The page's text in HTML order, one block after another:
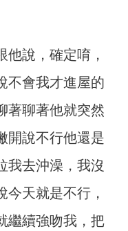
他說，確定唷，
不會我才進屋的
著聊著他就突然
開說不行他還是
我去沖澡，我沒
今天就是不行，
繼續強吻我，把